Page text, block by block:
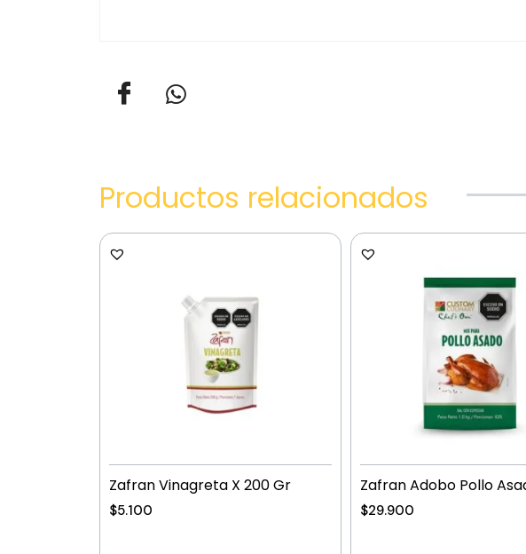
Productos relacionados
Zafran Vinagreta X 200 Gr
$5.100
Zafran Adobo Pollo
$29.900